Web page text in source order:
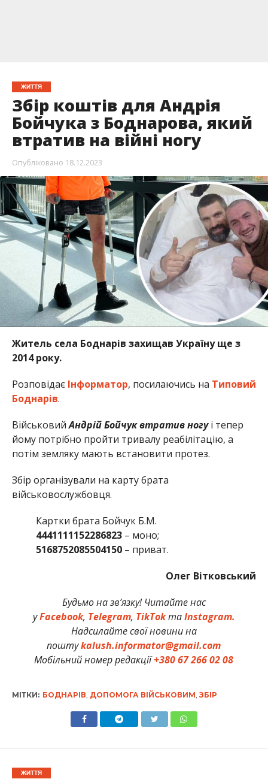
ЖИТТЯ
Збір коштів для Андрія
Бойчука з Боднарова, який
втратив на війні ногу
Опубліковано 18.12.2023
Житель села Боднарів захищав Україну ще з
2014 року.
Розповідає Інформатор, посилаючись на Типовий
Боднарів.
ВійськовийАндрій Бойчук втратив ногуі тепер
йому потрібно пройти тривалу реабілітацію, а
потім земляку мають встановити протез.
Збір організували на карту брата
військовослужбовця.
Картки брата Бойчук Б.М.
4441111152286823 – моно;
5168752085504150 – приват.
Олег Вітковський
Будьмо на зв’язку! Читайте нас
уFacebook, Telegram, TikTokтаInstagram.
Надсилайте свої новини на
поштуkalush.informator@gmail.com
Мобільний номер редакції+380 67 266 02 08
МІТКИ: БОДНАРІВ ДОПОМОГА ВІЙСЬКОВИМ ЗБІР
ЖИТТЯ